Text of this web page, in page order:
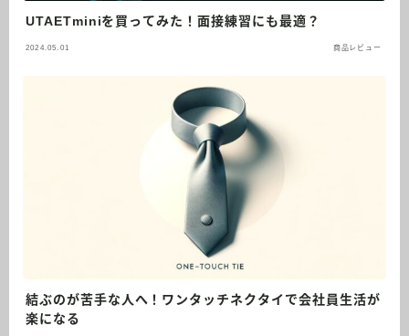
UTAETminiを買ってみた！面接練習にも最適？
2024.05.01 商品レビュー
結ぶのが苦手な人へ！ワンタッチネクタイで会社員生活が
楽になる